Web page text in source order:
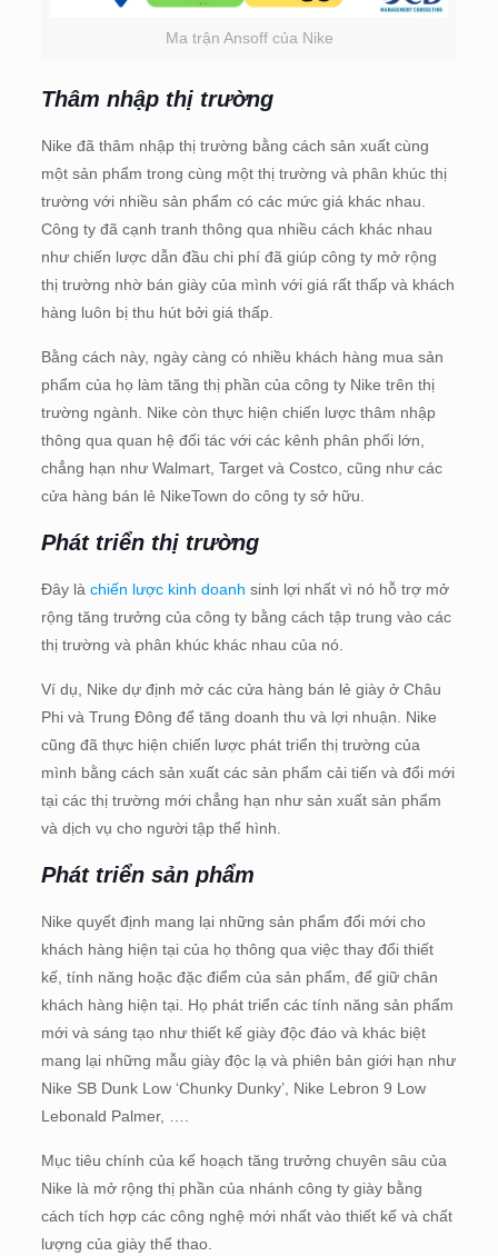
Ma trận Ansoff của Nike
Thâm nhập thị trường
Nike đã thâm nhập thị trường bằng cách sản xuất cùng
một sản phẩm trong cùng một thị trường và phân khúc thị
trường với nhiều sản phẩm có các mức giá khác nhau.
Công ty đã cạnh tranh thông qua nhiều cách khác nhau
như chiến lược dẫn đầu chi phí đã giúp công ty mở rộng
thị trường nhờ bán giày của mình với giá rất thấp và khách
hàng luôn bị thu hút bởi giá thấp.
Bằng cách này, ngày càng có nhiều khách hàng mua sản
phẩm của họ làm tăng thị phần của công ty Nike trên thị
trường ngành. Nike còn thực hiện chiến lược thâm nhập
thông qua quan hệ đối tác với các kênh phân phối lớn,
chẳng hạn như Walmart, Target và Costco, cũng như các
cửa hàng bán lẻ NikeTown do công ty sở hữu.
Phát triển thị trường
Đây là chiến lược kinh doanh sinh lợi nhất vì nó hỗ trợ mở
rộng tăng trưởng của công ty bằng cách tập trung vào các
thị trường và phân khúc khác nhau của nó.
Ví dụ, Nike dự định mở các cửa hàng bán lẻ giày ở Châu
Phi và Trung Đông để tăng doanh thu và lợi nhuận. Nike
cũng đã thực hiện chiến lược phát triển thị trường của
mình bằng cách sản xuất các sản phẩm cải tiến và đổi mới
tại các thị trường mới chẳng hạn như sản xuất sản phẩm
và dịch vụ cho người tập thể hình.
Phát triển sản phẩm
Nike quyết định mang lại những sản phẩm đổi mới cho
khách hàng hiện tại của họ thông qua việc thay đổi thiết
kế, tính năng hoặc đặc điểm của sản phẩm, để giữ chân
khách hàng hiện tại. Họ phát triển các tính năng sản phẩm
mới và sáng tạo như thiết kế giày độc đáo và khác biệt
mang lại những mẫu giày độc lạ và phiên bản giới hạn như
Nike SB Dunk Low ‘Chunky Dunky’, Nike Lebron 9 Low
Lebonald Palmer, ….
Mục tiêu chính của kế hoạch tăng trưởng chuyên sâu của
Nike là mở rộng thị phần của nhánh công ty giày bằng
cách tích hợp các công nghệ mới nhất vào thiết kế và chất
lượng của giày thể thao.